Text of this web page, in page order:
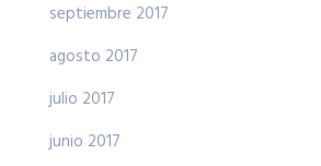
septiembre 2017
agosto 2017
julio 2017
junio 2017